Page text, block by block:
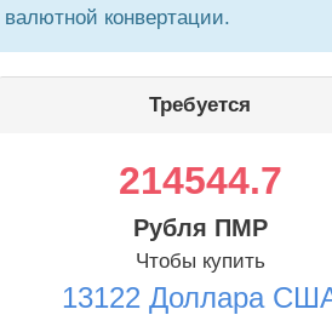
валютной конвертации.
Требуется
214544.7
Рубля ПМР
Чтобы купить
13122 Доллара